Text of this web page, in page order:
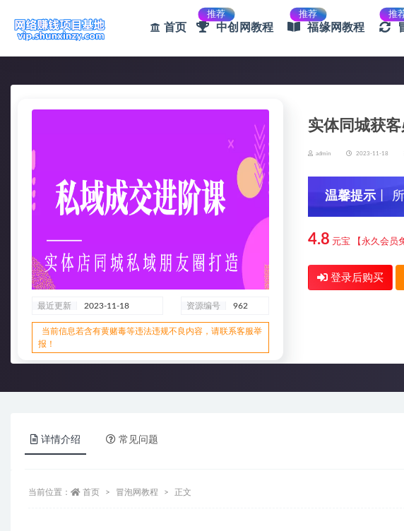
首页
推荐
中创网教程
推荐
福缘网教程
推
最近更新 2023-11-18 资源编号 962
当前信息若含有黄赌毒等违法违规不良内容，请联系客服举
报！
实体同城获
admin 2023-11-18
温馨提示 丨
信，谨防上
4.8 元宝 【永久会员
登录后购买
详情介绍 常见问题
当前位置： 首页 冒泡网教程 正文